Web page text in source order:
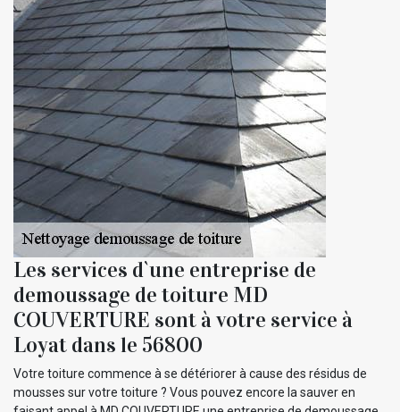
Les services d`une entreprise de
demoussage de toiture MD
COUVERTURE sont à votre service à
Loyat dans le 56800
Votre toiture commence à se détériorer à cause des résidus de
mousses sur votre toiture ? Vous pouvez encore la sauver en